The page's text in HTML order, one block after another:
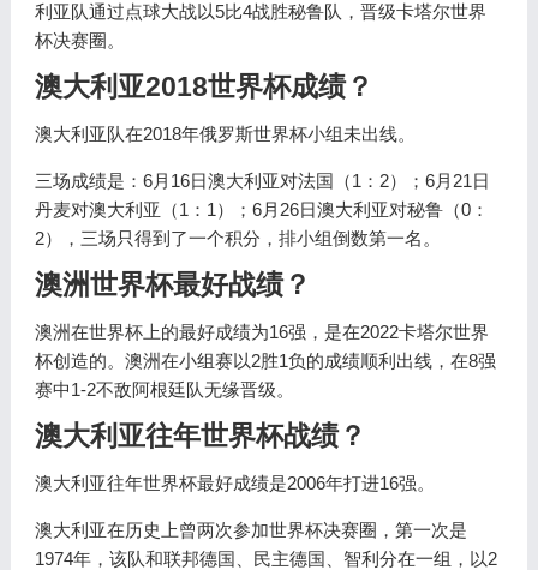
利亚队通过点球大战以5比4战胜秘鲁队，晋级卡塔尔世界
杯决赛圈。
澳大利亚2018世界杯成绩？
澳大利亚队在2018年俄罗斯世界杯小组未出线。
三场成绩是：6月16日澳大利亚对法国（1：2）；6月21日
丹麦对澳大利亚（1：1）；6月26日澳大利亚对秘鲁（0：
2），三场只得到了一个积分，排小组倒数第一名。
澳洲世界杯最好战绩？
澳洲在世界杯上的最好成绩为16强，是在2022卡塔尔世界
杯创造的。澳洲在小组赛以2胜1负的成绩顺利出线，在8强
赛中1-2不敌阿根廷队无缘晋级。
澳大利亚往年世界杯战绩？
澳大利亚往年世界杯最好成绩是2006年打进16强。
澳大利亚在历史上曾两次参加世界杯决赛圈，第一次是
1974年，该队和联邦德国、民主德国、智利分在一组，以2